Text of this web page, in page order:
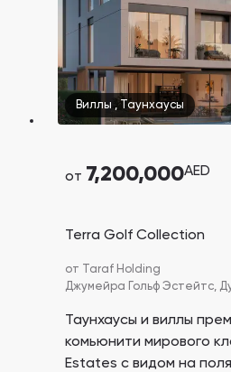
Виллы ,Таунхаусы
от 7,200,000AED
Terra Golf Collection
от
Taraf Holding
Джумейра Гольф Эстейтс,
Таунхаусы и виллы
комьюнити мирового
Estates с видом на